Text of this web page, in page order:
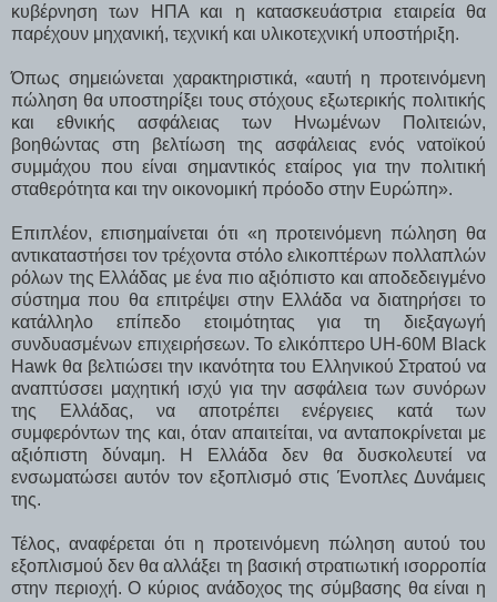
κυβέρνηση των ΗΠΑ και η κατασκευάστρια εταιρεία θα
παρέχουν μηχανική, τεχνική και υλικοτεχνική υποστήριξη.
Όπως σημειώνεται χαρακτηριστικά, «αυτή η προτεινόμενη
πώληση θα υποστηρίξει τους στόχους εξωτερικής πολιτικής
και εθνικής ασφάλειας των Ηνωμένων Πολιτειών,
βοηθώντας στη βελτίωση της ασφάλειας ενός νατοϊκού
συμμάχου που είναι σημαντικός εταίρος για την πολιτική
σταθερότητα και την οικονομική πρόοδο στην Ευρώπη».
Επιπλέον, επισημαίνεται ότι «η προτεινόμενη πώληση θα
αντικαταστήσει τον τρέχοντα στόλο ελικοπτέρων πολλαπλών
ρόλων της Ελλάδας με ένα πιο αξιόπιστο και αποδεδειγμένο
σύστημα που θα επιτρέψει στην Ελλάδα να διατηρήσει το
κατάλληλο επίπεδο ετοιμότητας για τη διεξαγωγή
συνδυασμένων επιχειρήσεων. Το ελικόπτερο UH-60M Black
Hawk θα βελτιώσει την ικανότητα του Ελληνικού Στρατού να
αναπτύσσει μαχητική ισχύ για την ασφάλεια των συνόρων
της Ελλάδας, να αποτρέπει ενέργειες κατά των
συμφερόντων της και, όταν απαιτείται, να ανταποκρίνεται με
αξιόπιστη δύναμη. Η Ελλάδα δεν θα δυσκολευτεί να
ενσωματώσει αυτόν τον εξοπλισμό στις Ένοπλες Δυνάμεις
της.
Τέλος, αναφέρεται ότι η προτεινόμενη πώληση αυτού του
εξοπλισμού δεν θα αλλάξει τη βασική στρατιωτική ισορροπία
στην περιοχή. Ο κύριος ανάδοχος της σύμβασης θα είναι η